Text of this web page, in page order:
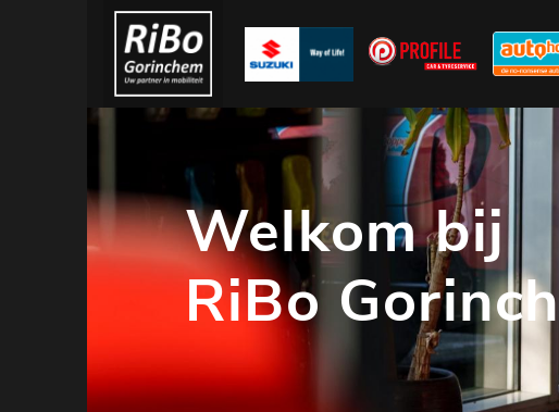
Welkom bij
RiBo